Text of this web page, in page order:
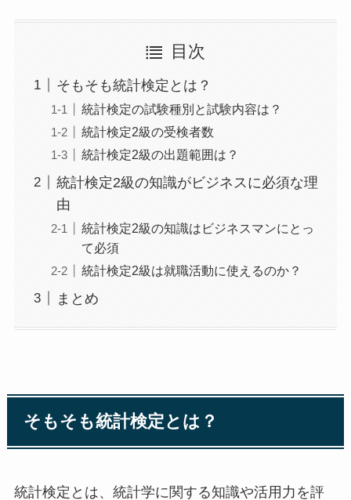
目次
そもそも統計検定とは？
統計検定の試験種別と試験内容は？
統計検定2級の受検者数
統計検定2級の出題範囲は？
統計検定2級の知識がビジネスに必須な理
由
統計検定2級の知識はビジネスマンにとっ
て必須
統計検定2級は就職活動に使えるのか？
まとめ
そもそも統計検定とは？
統計検定とは、統計学に関する知識や活用力を評